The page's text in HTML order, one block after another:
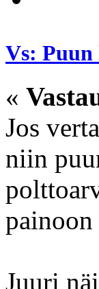
Vs: Puun
«
Jos
niin
Juuri